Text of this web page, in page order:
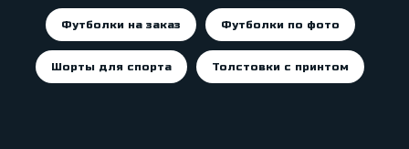
Футболки на заказ Футболки по фото
Шорты для спорта Толстовки с принтом